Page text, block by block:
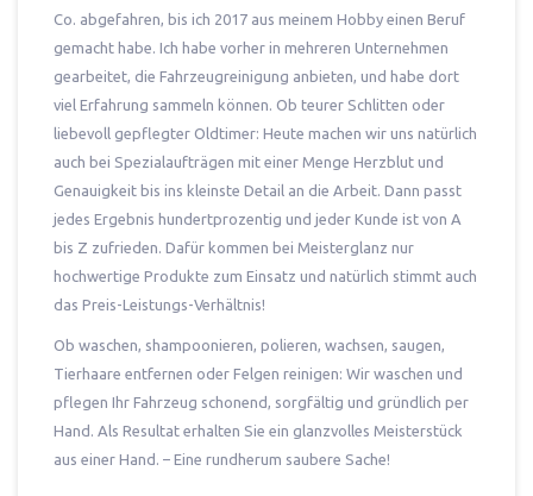
Co. abgefahren, bis ich 2017 aus meinem Hobby einen Beruf
gemacht habe. Ich habe vorher in mehreren Unternehmen
gearbeitet, die Fahrzeugreinigung anbieten, und habe dort
viel Erfahrung sammeln können. Ob teurer Schlitten oder
liebevoll gepflegter Oldtimer: Heute machen wir uns natürlich
auch bei Spezialaufträgen mit einer Menge Herzblut und
Genauigkeit bis ins kleinste Detail an die Arbeit. Dann passt
jedes Ergebnis hundertprozentig und jeder Kunde ist von A
bis Z zufrieden. Dafür kommen bei Meisterglanz nur
hochwertige Produkte zum Einsatz und natürlich stimmt auch
das Preis-Leistungs-Verhältnis!
Ob waschen, shampoonieren, polieren, wachsen, saugen,
Tierhaare entfernen oder Felgen reinigen: Wir waschen und
pflegen Ihr Fahrzeug schonend, sorgfältig und gründlich per
Hand. Als Resultat erhalten Sie ein glanzvolles Meisterstück
aus einer Hand. – Eine rundherum saubere Sache!